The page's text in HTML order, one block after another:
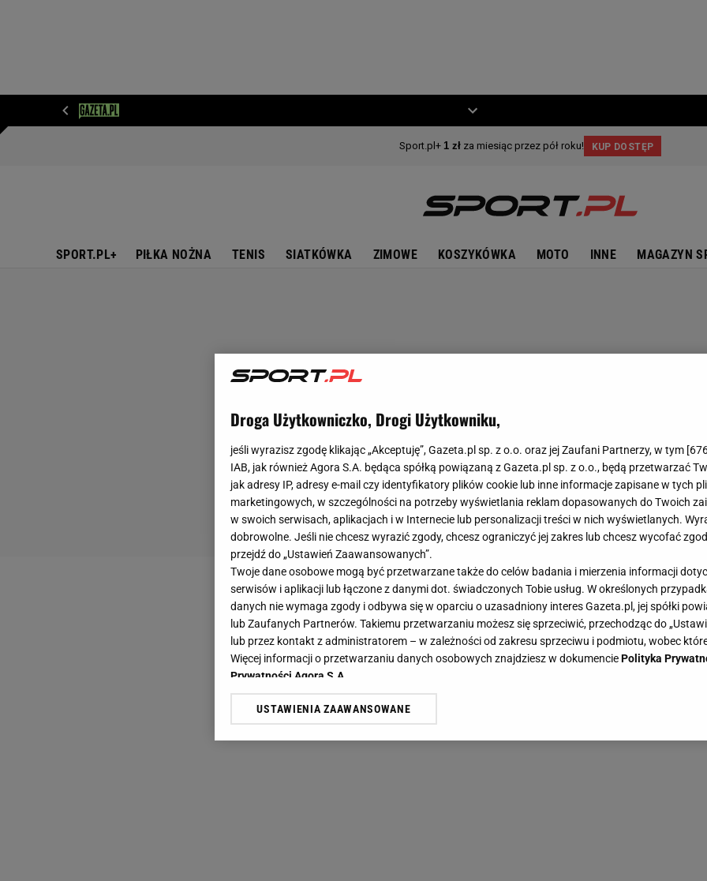
SPORT.PL+ PIŁKA NOŻNA TENIS SIATKÓWKA ZIMOWE KOSZYKÓWKA MOTO INNE MAGAZYN
Droga Użytkowniczko, Drogi Użytkowniku,
jeśli wyrazisz zgodę klikając „Akceptuję”, Gazeta.pl sp. z o.o. oraz jej Zaufani Partnerzy, w tym [
IAB, jak również Agora S.A. będąca spółką powiązaną z Gazeta.pl sp. z o.o., będą przetwarzać
jak adresy IP, adresy e-mail czy identyfikatory plików cookie lub inne informacje zapisane w tych
marketingowych, w szczególności na potrzeby wyświetlania reklam dopasowanych do Twoich
w swoich serwisach, aplikacjach i w Internecie lub personalizacji treści w nich wyświetlanych.
dobrowolne. Jeśli nie chcesz wyrazić zgody, chcesz ograniczyć jej zakres lub chcesz wycofać
przejdź do „Ustawień Zaawansowanych”.
Twoje dane osobowe mogą być przetwarzane także do celów badania i mierzenia informacji
serwisów i aplikacji lub łączone z danymi dot. świadczonych Tobie usług. W określonych
danych nie wymaga zgody i odbywa się w oparciu o uzasadniony interes Gazeta.pl, jej spółki
lub Zaufanych Partnerów. Takiemu przetwarzaniu możesz się sprzeciwić, przechodząc do
lub przez kontakt z administratorem – w zależności od zakresu sprzeciwu i podmiotu, wobec
Więcej informacji o przetwarzaniu danych osobowych znajdziesz w dokumenciePolityka
Prywatności Agora S.A.
Klikając „Akceptuję” wyrażasz też zgodę na zainstalowanie i przechowywanie plików cookie
Zaufanych Partnerów i Agora S.A. na Twoim urządzeniu końcowym. Możesz w każdej chwili
USTAWIENIA ZAAWANSOWANE